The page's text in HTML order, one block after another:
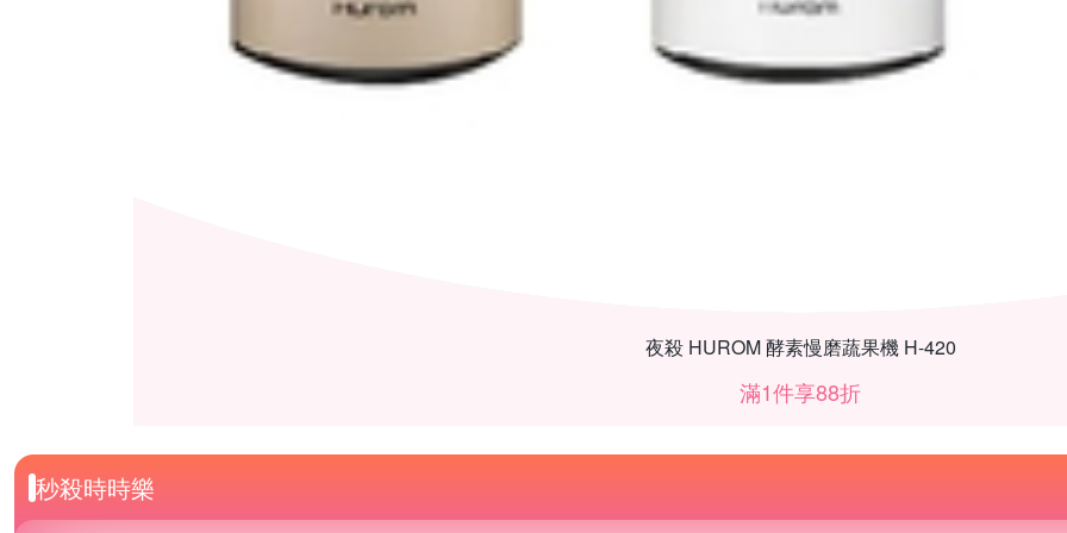
夜殺 HUROM 酵素慢磨蔬果機 H-420
滿1件享88折
秒殺時時樂